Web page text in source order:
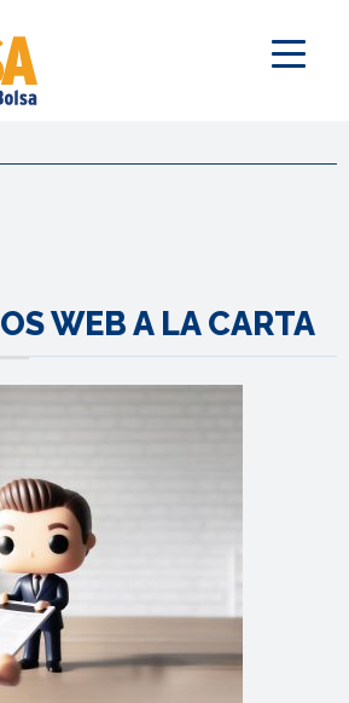
WEB A LA CARTA